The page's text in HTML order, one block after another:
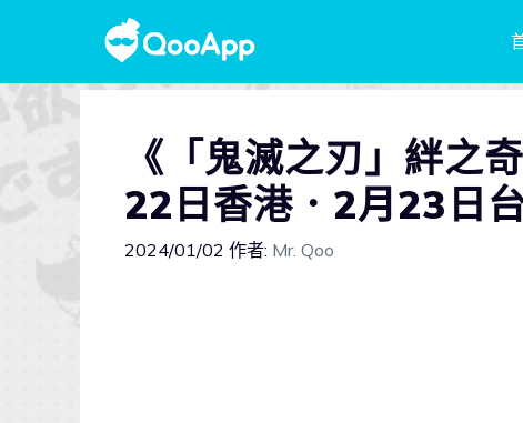
《「鬼滅之刃」絆之
22日香港．2月23日
2024/01/02 作者: Mr. Qoo